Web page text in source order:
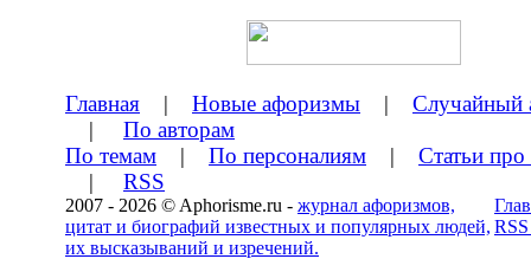
Главная | Новые афоризмы | Случайный
| По авторам
По темам | По персоналиям | Статьи
| RSS
2007 - 2026 © Aphorisme.ru - журнал афоризмов,
цитат и биографий известных и популярных людей,
их высказываний и изречений.